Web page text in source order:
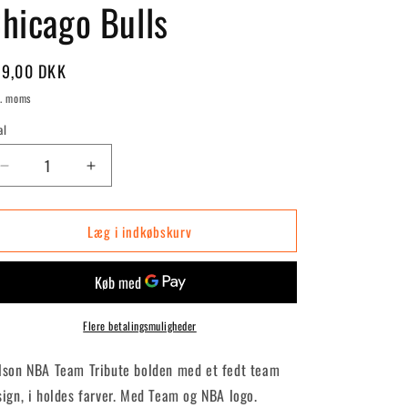
Bulls
DKK
moms
Reducer
antallet
for
Tribute
-
Øg
antallet
for
Team
Tribute
7
-
Chicago
Læg i indkøbskurv
Flere betalingsmuligheder
NBA Team Tribute bolden med et fedt team
i holdes farver. Med Team og NBA logo.